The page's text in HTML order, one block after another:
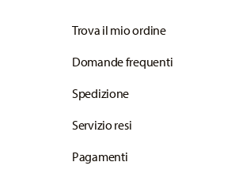
Trova il mio ordine
Domande frequenti
Spedizione
Servizio resi
Pagamenti